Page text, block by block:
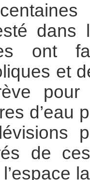
dans
ont
et
pour
d’eau
de